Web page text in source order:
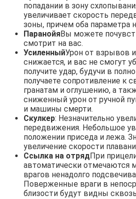
попадании в зону
увеличивает скорость
зоны, причем оба параметра
ПаранойяВы можете
смотрит на вас.
УсиленныйУрон от взрывов и
снижается, и вас не смогут
получите удар, будучи в
получаете сопротивление к
гранатам и оглушению, а
сниженный урон от ручной
и машины смерти.
Скулкер: Незначительно
передвижения. Небольшое
положении приседа и лежа.
увеличение скорости
Ссылка на отрядПри
автоматически отмечаются
врагов ненадолго
Поверженные враги в
близости будут видны